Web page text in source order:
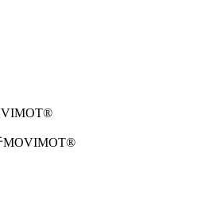
MOVIMOT®